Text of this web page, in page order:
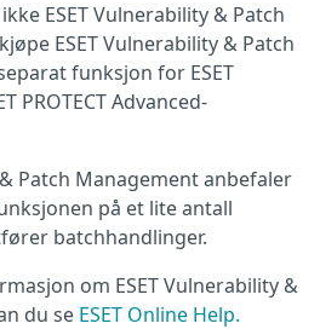
ESET Vulnerability & Patch
ESET Vulnerability & Patch
funksjon for ESET
PROTECT Advanced-
Patch Management anbefaler
på et lite antall
batchhandlinger.
om ESET Vulnerability &
du se ESET Online Help.